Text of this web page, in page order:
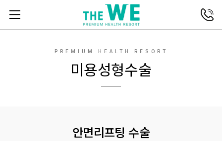
메뉴열기
PREMIUM HEALTH RESORT
미용성형수술
안면리프팅 수술